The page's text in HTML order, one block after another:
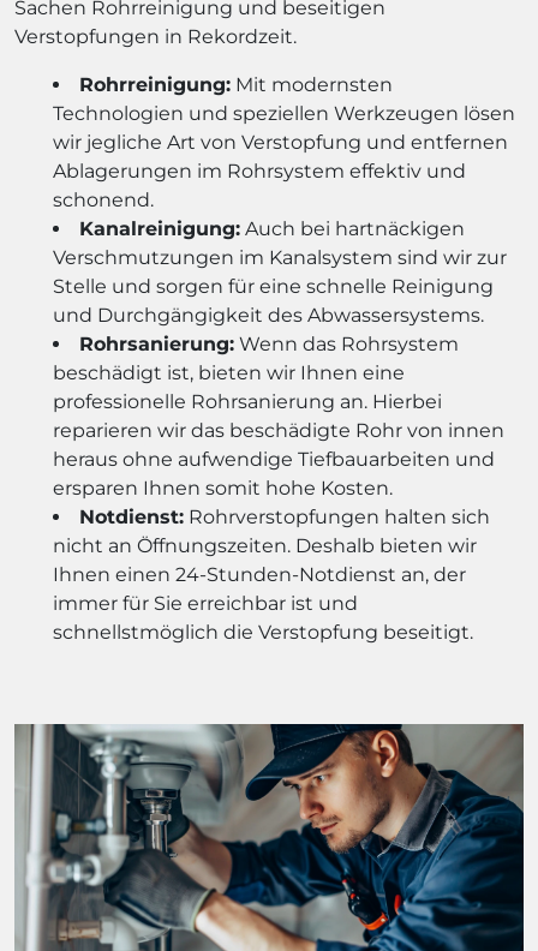
Sachen Rohrreinigung und beseitigen
Verstopfungen in Rekordzeit.
Rohrreinigung: Mit modernsten
Technologien und speziellen Werkzeugen lösen
wir jegliche Art von Verstopfung und entfernen
Ablagerungen im Rohrsystem effektiv und
schonend.
Kanalreinigung: Auch bei hartnäckigen
Verschmutzungen im Kanalsystem sind wir zur
Stelle und sorgen für eine schnelle Reinigung
und Durchgängigkeit des Abwassersystems.
Rohrsanierung: Wenn das Rohrsystem
beschädigt ist, bieten wir Ihnen eine
professionelle Rohrsanierung an. Hierbei
reparieren wir das beschädigte Rohr von innen
heraus ohne aufwendige Tiefbauarbeiten und
ersparen Ihnen somit hohe Kosten.
Notdienst: Rohrverstopfungen halten sich
nicht an Öffnungszeiten. Deshalb bieten wir
Ihnen einen 24-Stunden-Notdienst an, der
immer für Sie erreichbar ist und
schnellstmöglich die Verstopfung beseitigt.